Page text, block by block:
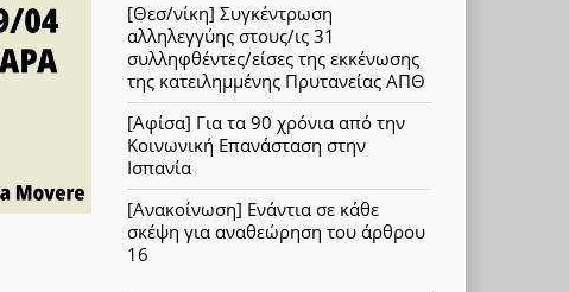
[Θεσ/νίκη] Συγκέντρωση
αλληλεγγύης στους/ις 31
συλληφθέντες/είσες της εκκένωσης
της κατειλημμένης Πρυτανείας ΑΠΘ
[Αφίσα] Για τα 90 χρόνια από την
Κοινωνική Επανάσταση στην
Ισπανία
[Ανακοίνωση] Ενάντια σε κάθε
σκέψη για αναθεώρηση του άρθρου
16